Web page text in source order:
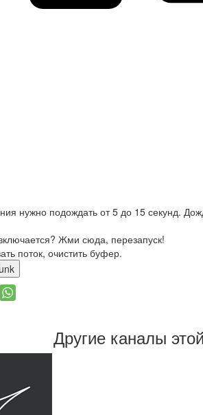
нужно подождать от 5 до 15 секунд.
Жми сюда, перезапуск!
поток, очистить буфер.
Другие каналы